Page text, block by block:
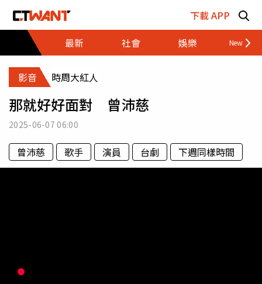
下載 APP
最新
社會 娛樂 財經
影音 時周大紅人
那就好好面對 曾沛慈
2025-06-0706:00
曾沛慈 歌手 演員 台劇 下週同樣時間